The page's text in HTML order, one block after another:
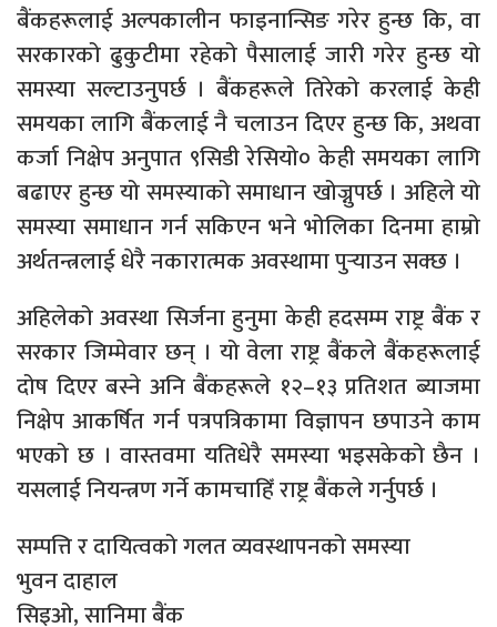
बैंकहरूलाई अल्पकालीन फाइनान्सिङ गरेर हुन्छ कि, वा
सरकारको ढुकुटीमा रहेको पैसालाई जारी गरेर हुन्छ यो
समस्या सल्टाउनुपर्छ । बैंकहरूले तिरेको करलाई केही
समयका लागि बैंकलाई नै चलाउन दिएर हुन्छ कि, अथवा
कर्जा निक्षेप अनुपात ९सिडी रेसियो० केही समयका लागि
बढाएर हुन्छ यो समस्याको समाधान खोज्नुपर्छ । अहिले यो
समस्या समाधान गर्न सकिएन भने भोलिका दिनमा हाम्रो
अर्थतन्त्रलाई धेरै नकारात्मक अवस्थामा पुर्‍याउन सक्छ ।
अहिलेको अवस्था सिर्जना हुनुमा केही हदसम्म राष्ट्र बैंक र
सरकार जिम्मेवार छन् । यो वेला राष्ट्र बैंकले बैंकहरूलाई
दोष दिएर बस्ने अनि बैंकहरूले १२–१३ प्रतिशत ब्याजमा
निक्षेप आकर्षित गर्न पत्रपत्रिकामा विज्ञापन छपाउने काम
भएको छ । वास्तवमा यतिधेरै समस्या भइसकेको छैन ।
यसलाई नियन्त्रण गर्ने कामचाहिँ राष्ट्र बैंकले गर्नुपर्छ ।
सम्पत्ति र दायित्वको गलत व्यवस्थापनको समस्या
भुवन दाहाल
सिइओ, सानिमा बैंक